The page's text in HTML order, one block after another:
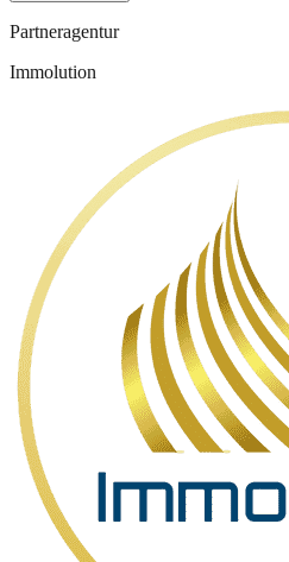
Partneragentur
Immolution